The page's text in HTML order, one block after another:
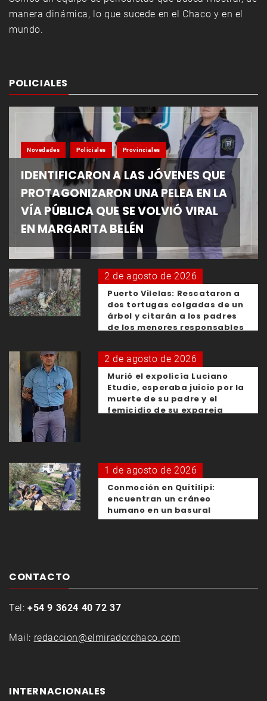
manera dinámica, lo que sucede en el Chaco y en el
mundo.
POLICIALES
Novedades Policiales Provinciales
IDENTIFICARON A LAS JÓVENES QUE
PROTAGONIZARON UNA PELEA EN LA
VÍA PÚBLICA QUE SE VOLVIÓ VIRAL
EN MARGARITA BELÉN
2 de agosto de 2026
Puerto Vilelas: Rescataron a
dos tortugas colgadas de un
árbol y citarán a los padres
de los menores responsables
2 de agosto de 2026
Murió el expolicía Luciano
Etudie, esperaba juicio por la
muerte de su padre y el
femicidio de su expareja
1 de agosto de 2026
Conmoción en Quitilipi:
encuentran un cráneo
humano en un basural
CONTACTO
Tel: +54 9 3624 40 72 37
Mail: redaccion@elmiradorchaco.com
INTERNACIONALES